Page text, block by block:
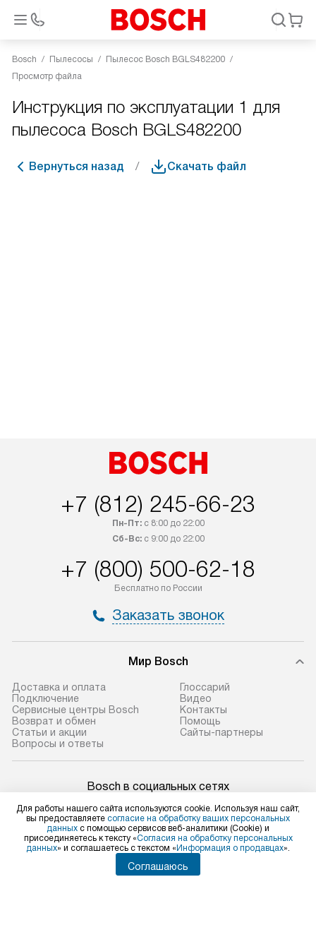
Bosch Пылесосы
Пылесос Bosch BGLS482200
Просмотр файла
Инструкция по эксплуатации 1 для
пылесоса Bosch BGLS482200
Вернуться назад Скачать файл
+7 (812) 245-66-23
Пн-Пт:с 8:00 до 22:00
Сб-Вс:с 9:00 до 22:00
+7 (800) 500-62-18
Бесплатно по России
Заказать звонок
Мир Bosch
Доставка и оплата
Подключение
Сервисные центры Bosch
Возврат и обмен
Статьи и акции
Вопросы и ответы
Глоссарий
Видео
Контакты
Помощь
Сайты-партнеры
Bosch в социальных сетях
Для физических лиц
shop@bosch-centre.ru
Для юридических лиц
Для работы нашего сайта используются cookie. Используя наш сайт,
вы предоставляете согласие на обработку ваших персональных
данных с помощью сервисов веб-аналитики (Cookie) и
присоединяетесь к тексту «Согласия на обработку персональных
данных» и соглашаетесь с текстом « Информация о продавцах».
Соглашаюсь